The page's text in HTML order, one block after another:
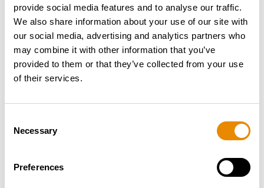
provide social media features and to analyse our traffic.
We also share information about your use of our site with
our social media, advertising and analytics partners who
may combine it with other information that you’ve
provided to them or that they’ve collected from your use
of their services.
Selection
Necessary
Preferences
VERSALIFT V-200
Nous présenterons également la
un Iveco Daily de 3,5 tonnes avec un empattement
hauteur de travail maximale de 19,9 mètres et une
extrêmement puissante et peut accueillir deux